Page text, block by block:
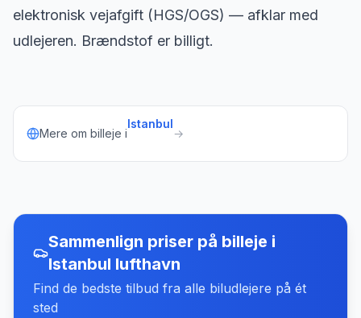
elektronisk vejafgift (HGS/OGS) — afklar med
udlejeren. Brændstof er billigt.
Mere om billeje i
Istanbul
→
Sammenlign priser på billeje i
Istanbul lufthavn
Find de bedste tilbud fra alle biludlejere på ét
sted